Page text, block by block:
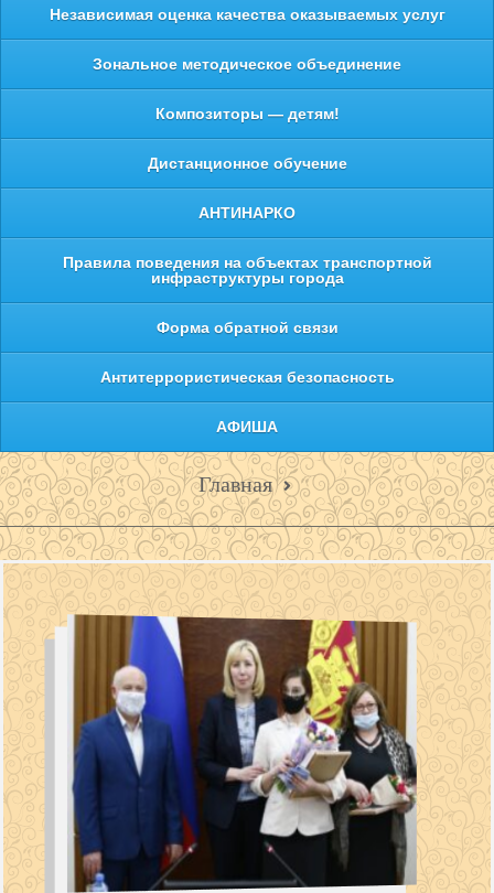
Независимая оценка качества оказываемых услуг
Зональное методическое объединение
Композиторы — детям!
Дистанционное обучение
АНТИНАРКО
Правила поведения на объектах транспортной
инфраструктуры города
Форма обратной связи
Антитеррористическая безопасность
АФИША
Главная